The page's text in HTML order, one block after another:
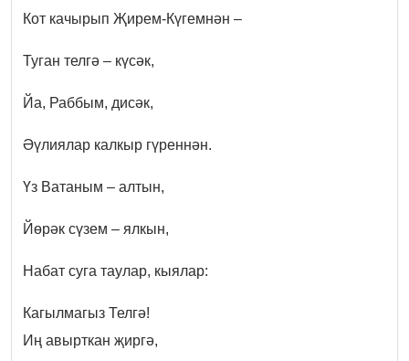
Кот качырып Җирем-Күгемнән –
Туган телгә – күсәк,
Йа, Раббым, дисәк,
Әүлиялар калкыр гүреннән.
Үз Ватаным – алтын,
Йөрәк сүзем – ялкын,
Набат суга таулар, кыялар:
Кагылмагыз Телгә!
Иң авырткан җиргә,